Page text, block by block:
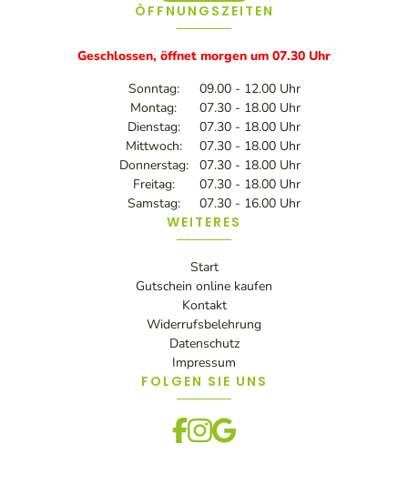
ÖFFNUNGSZEITEN
Geschlossen, öffnet morgen um 07.30 Uhr
Sonntag:
09.00 - 12.00 Uhr
Montag:
07.30 - 18.00 Uhr
Dienstag:
07.30 - 18.00 Uhr
Mittwoch:
07.30 - 18.00 Uhr
Donnerstag:
07.30 - 18.00 Uhr
Freitag:
07.30 - 18.00 Uhr
Samstag:
07.30 - 16.00 Uhr
WEITERES
Start
Gutschein online kaufen
Kontakt
Widerrufsbelehrung
Datenschutz
Impressum
FOLGEN SIE UNS